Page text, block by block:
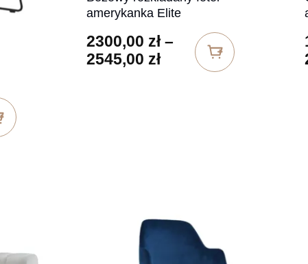
amerykanka Elite
2300,00 zł –
2545,00 złZakres cen: od